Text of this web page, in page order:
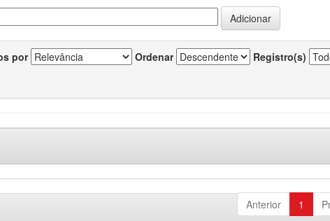
por Ordenar Registro(s)
Anterior 1